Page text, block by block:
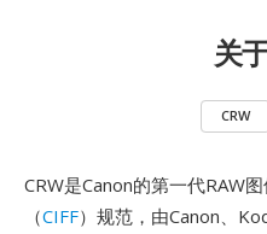
关
CRW
CRW是Canon的第一代RAW
（CIFF）规范，由Canon、